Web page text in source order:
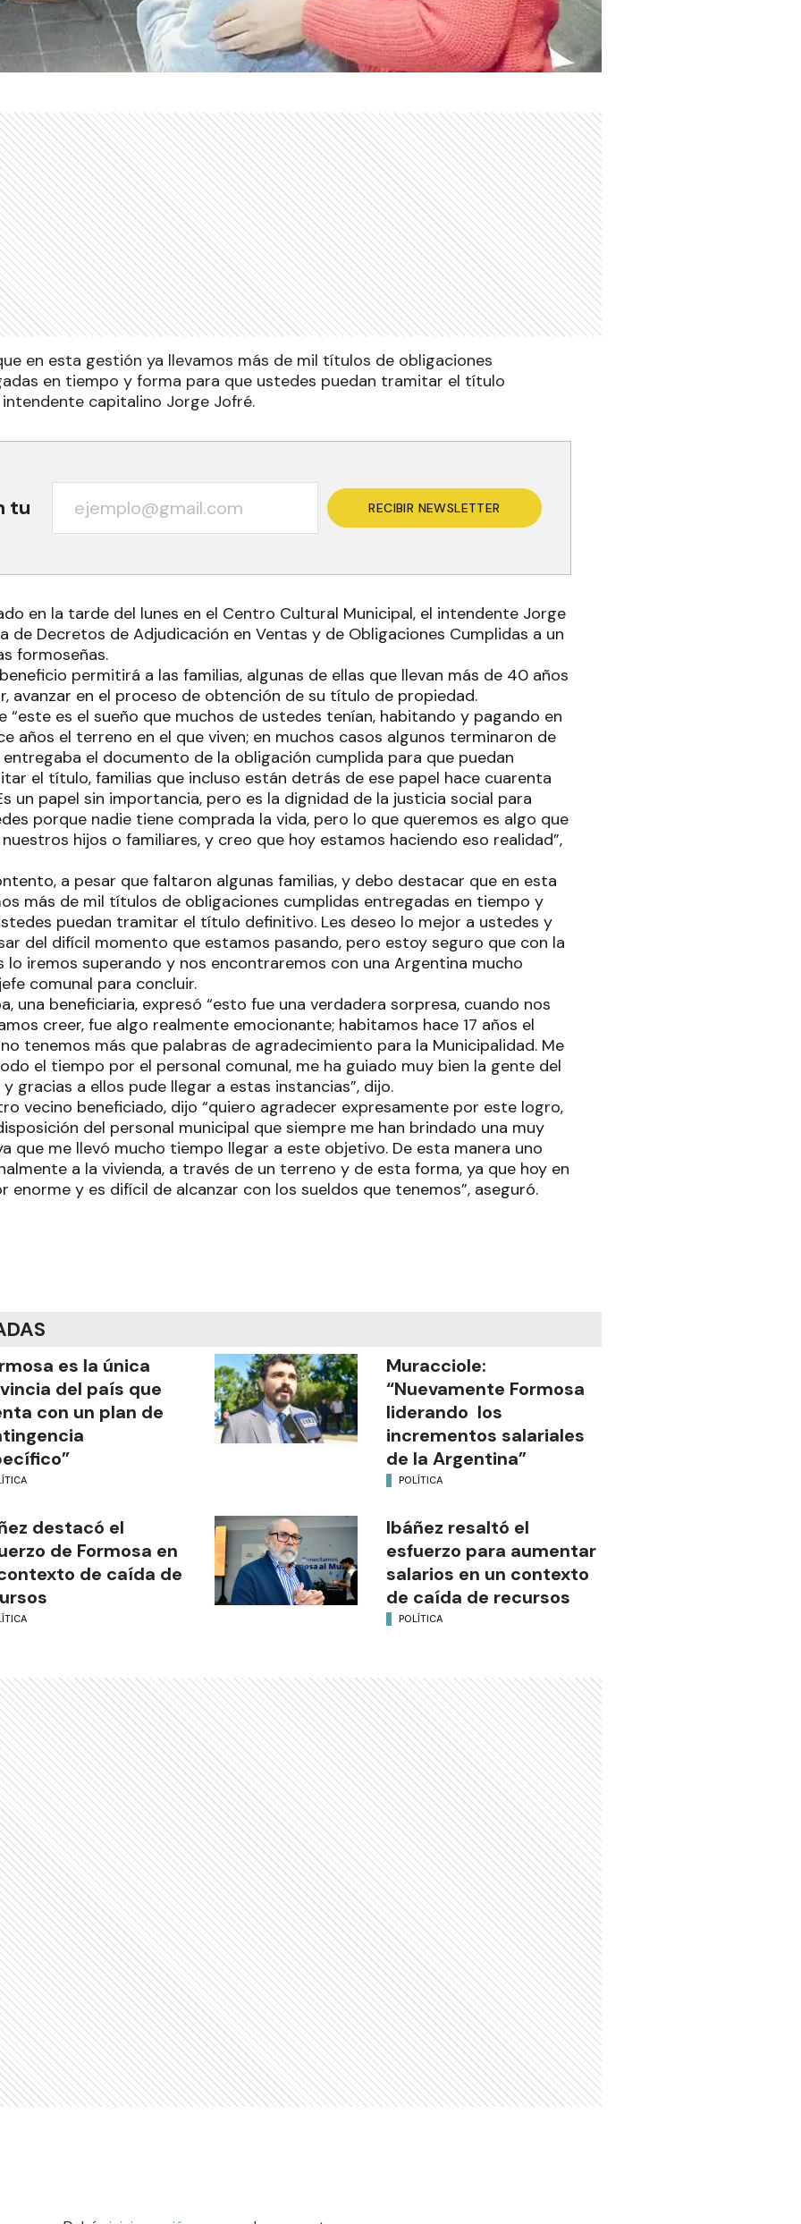
en esta gestión ya llevamos más de mil títulos de obligaciones
en tiempo y forma para que ustedes puedan tramitar el título
capitalino Jorge Jofré.
tu RECIBIR NEWSLETTER
en la tarde del lunes en el Centro Cultural Municipal, el intendente Jorge
de Decretos de Adjudicación en Ventas y de Obligaciones Cumplidas a un
formoseñas.
permitirá a las familias, algunas de ellas que llevan más de 40 años
avanzar en el proceso de obtención de su título de propiedad.
“este es el sueño que muchos de ustedes tenían, habitando y pagando en
años el terreno en el que viven; en muchos casos algunos terminaron de
el documento de la obligación cumplida para que puedan
el título, familias que incluso están detrás de ese papel hace cuarenta
un papel sin importancia, pero es la dignidad de la justicia social para
porque nadie tiene comprada la vida, pero lo que queremos es algo que
hijos o familiares, y creo que hoy estamos haciendo eso realidad”,
a pesar que faltaron algunas familias, y debo destacar que en esta
más de mil títulos de obligaciones cumplidas entregadas en tiempo y
puedan tramitar el título definitivo. Les deseo lo mejor a ustedes y
del difícil momento que estamos pasando, pero estoy seguro que con la
lo iremos superando y nos encontraremos con una Argentina mucho
comunal para concluir.
una beneficiaria, expresó “esto fue una verdadera sorpresa, cuando nos
creer, fue algo realmente emocionante; habitamos hace 17 años el
tenemos más que palabras de agradecimiento para la Municipalidad. Me
el tiempo por el personal comunal, me ha guiado muy bien la gente del
gracias a ellos pude llegar a estas instancias”, dijo.
vecino beneficiado, dijo “quiero agradecer expresamente por este logro,
del personal municipal que siempre me han brindado una muy
que me llevó mucho tiempo llegar a este objetivo. De esta manera uno
a la vivienda, a través de un terreno y de esta forma, ya que hoy en
enorme y es difícil de alcanzar con los sueldos que tenemos”, aseguró.
es la única
del país que
con un plan de
Muracciole:
“Nuevamente Formosa
liderando los
incrementos salariales
de la Argentina”
POLÍTICA
destacó el
de Formosa en
de caída de
Ibáñez resaltó el
esfuerzo para aumentar
salarios en un contexto
de caída de recursos
POLÍTICA